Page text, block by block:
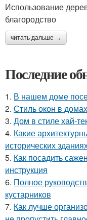
Использование
благородство
читать дальше →
Последние
1. В нашем доме
2. Стиль окон в
3. Дом в стиле хай-
4. Какие
исторических
5. Как посадить
инструкция
6. Полное
кустарников
7. Как лучше